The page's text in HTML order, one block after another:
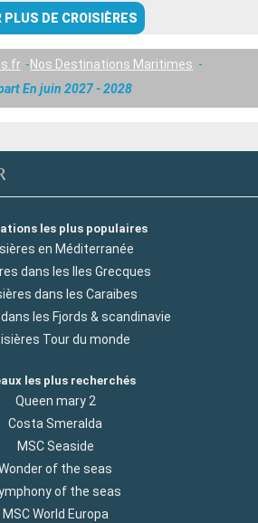
PLUS DE CROISIÈRES
Nos Destinations Maritimes
En juin 2027 - 2028
les plus populaires
en Méditerranée
dans les Iles Grecques
dans les Caraibes
les Fjords & scandinavie
Tour du monde
les plus recherchés
Queen mary 2
Costa Smeralda
MSC Seaside
of the seas
of the seas
MSC World Europa